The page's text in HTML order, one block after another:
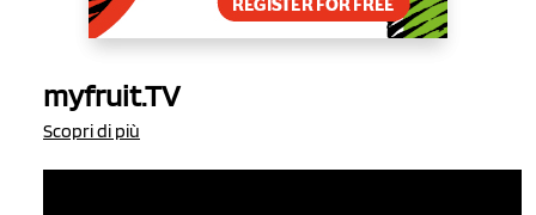
myfruit.TV
Scopri di più